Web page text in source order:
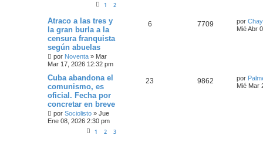
1 2
Atraco a las tres y
la gran burla a la
censura franquista
según abuelas
por Noventa » Mar
Mar 17, 2026 12:32 pm
6 7709 por
Mié Abr
Cuba abandona el
comunismo, es
oficial. Fecha por
concretar en breve
por Sociolisto » Jue
Ene 08, 2026 2:30 pm
1 2 3
23 9862 por
Mié Mar